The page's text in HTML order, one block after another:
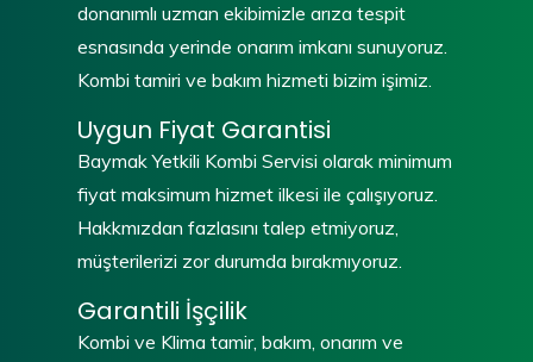
donanımlı uzman ekibimizle arıza tespit
esnasında yerinde onarım imkanı sunuyoruz.
Kombi tamiri ve bakım hizmeti bizim işimiz.
Uygun Fiyat Garantisi
Baymak Yetkili Kombi Servisi olarak minimum
fiyat maksimum hizmet ilkesi ile çalışıyoruz.
Hakkmızdan fazlasını talep etmiyoruz,
müşterilerizi zor durumda bırakmıyoruz.
Garantili İşçilik
Kombi ve Klima tamir, bakım, onarım ve